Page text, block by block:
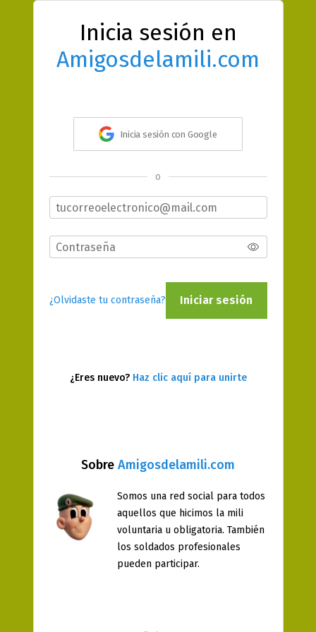
Sobre Amigosdelamili.com
Somos una red social para todos
aquellos que hicimos la mili
voluntaria u obligatoria. También
los soldados profesionales
pueden participar.
Inicia sesión en
Amigosdelamili.com
Inicia sesión con Google
o
¿Olvidaste tu contraseña? Iniciar sesión
¿Eres nuevo? Haz clic aquí para unirte